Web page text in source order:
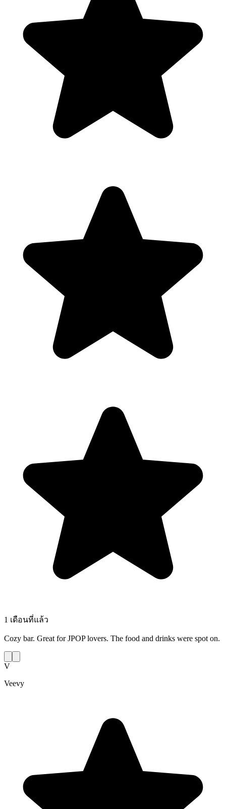
1 เดือนที่แล้ว
Cozy bar. Great for JPOP lovers. The food and drinks were spot on.
V
Veevy